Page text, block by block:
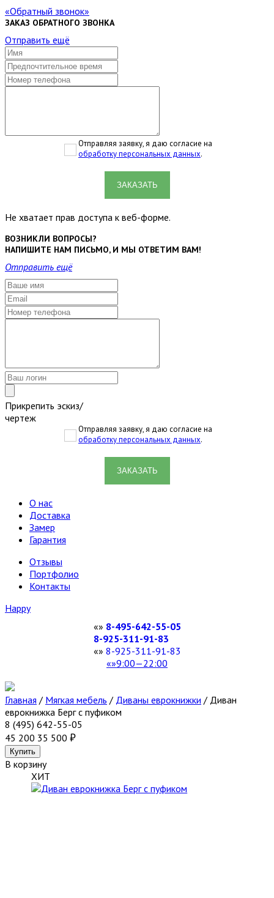
Обратный звонок
ЗАКАЗ ОБРАТНОГО ЗВОНКА
Отправить ещё
Отправляя заявку, я даю согласие на
обработку персональных данных.
ЗАКАЗАТЬ
Не хватает прав доступа к веб-форме.
ВОЗНИКЛИ ВОПРОСЫ?
НАПИШИТЕ НАМ ПИСЬМО, И МЫ ОТВЕТИМ ВАМ!
Отправить ещё
Прикрепить эскиз/
чертеж
Отправляя заявку, я даю согласие на
обработку персональных данных.
ЗАКАЗАТЬ
О нас
Доставка
Замер
Гарантия
Отзывы
Портфолио
Контакты
Happy
8-495-642-55-05
8-925-311-91-83
8-925-311-91-83
9:00—22:00
Главная / Мягкая мебель / Диваны еврокнижки / Диван
еврокнижка Берг с пуфиком
8 (495) 642-55-05
45 200 35 500
В корзину
ХИТ